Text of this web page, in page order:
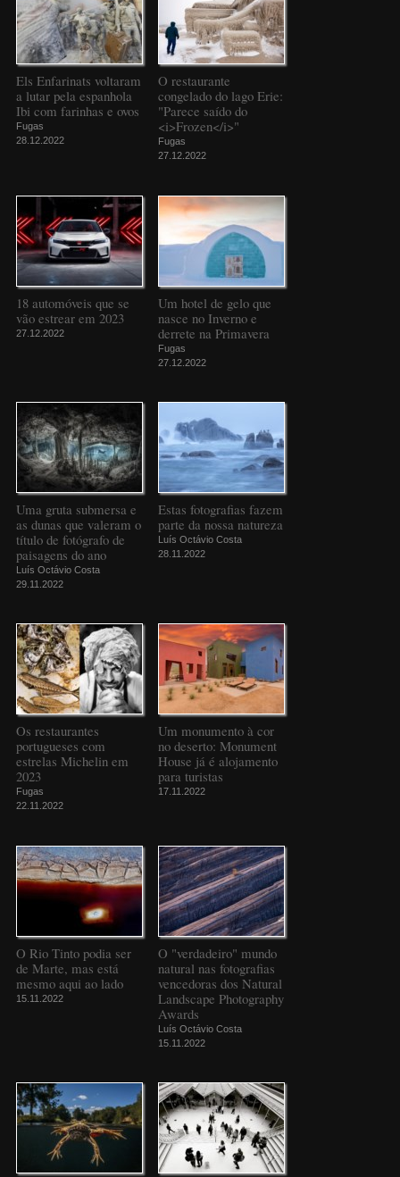
Els Enfarinats voltaram
a lutar pela espanhola
Ibi com farinhas e ovos
Fugas
28.12.2022
O restaurante
congelado do lago Erie:
"Parece saído do
<i>Frozen</i>"
Fugas
27.12.2022
18 automóveis que se
vão estrear em 2023
27.12.2022
Um hotel de gelo que
nasce no Inverno e
derrete na Primavera
Fugas
27.12.2022
Uma gruta submersa e
as dunas que valeram o
título de fotógrafo de
paisagens do ano
Luís Octávio Costa
29.11.2022
Estas fotografias fazem
parte da nossa natureza
Luís Octávio Costa
28.11.2022
Os restaurantes
portugueses com
estrelas Michelin em
2023
Fugas
22.11.2022
Um monumento à cor
no deserto: Monument
House já é alojamento
para turistas
17.11.2022
O Rio Tinto podia ser
de Marte, mas está
mesmo aqui ao lado
15.11.2022
O "verdadeiro" mundo
natural nas fotografias
vencedoras dos Natural
Landscape Photography
Awards
Luís Octávio Costa
15.11.2022